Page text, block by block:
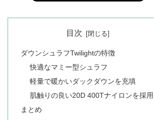
目次
ダウンシュラフTwilightの特徴
快適なマミー型シュラフ
軽量で暖かいダックダウンを充填
肌触りの良い20D 400Tナイロンを採用
まとめ